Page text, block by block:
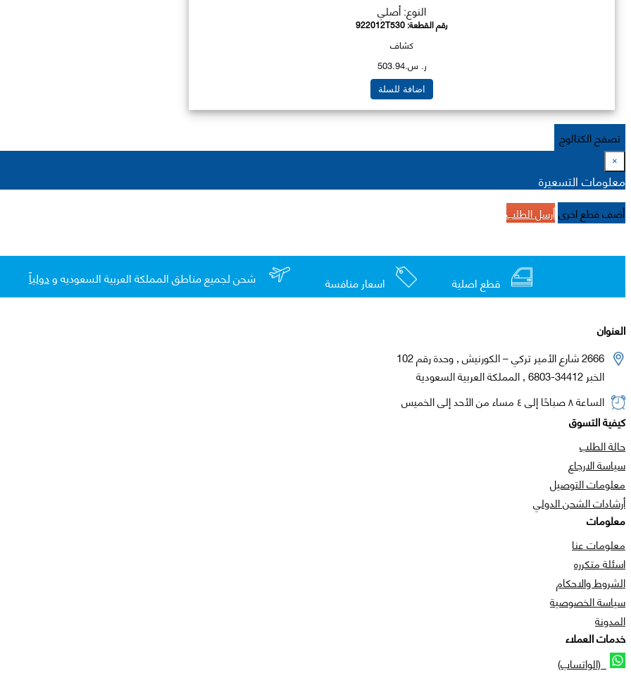
النوع: أصلي
رقم القطعة:922012T530
كشاف
ر. س.503.94
اضافة للسلة
تصفح الكتالوج
×
معلومات التسعيرة
أضف قطع اخرىأرسل الطلب
قطع اصلية اسعار منافسة شحن لجميع مناطق المملكة العربية السعوديه ودولياً
العنوان
2666 شارع الأمير تركي – الكورنيش , وحدة رقم 102
الخبر 34412-6803 , المملكة العربية السعودية
الساعة ٨ صباحًا إلى ٤ مساء من الأحد إلى الخميس
كيفية التسوق
حالة الطلب
سياسة الارجاع
معلومات التوصيل
أرشادات الشحن الدولي
معلومات
معلومات عنا
اسئلة متكرره
الشروط والاحكام
سياسة الخصوصية
المدونة
خدمات العملاء
(الواتساب)